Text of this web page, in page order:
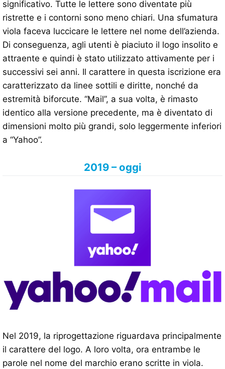
significativo. Tutte le lettere sono diventate più
ristrette e i contorni sono meno chiari. Una sfumatura
viola faceva luccicare le lettere nel nome dell’azienda.
Di conseguenza, agli utenti è piaciuto il logo insolito e
attraente e quindi è stato utilizzato attivamente per i
successivi sei anni. Il carattere in questa iscrizione era
caratterizzato da linee sottili e diritte, nonché da
estremità biforcute. “Mail”, a sua volta, è rimasto
identico alla versione precedente, ma è diventato di
dimensioni molto più grandi, solo leggermente inferiori
a “Yahoo”.
2019 – oggi
Nel 2019, la riprogettazione riguardava principalmente
il carattere del logo. A loro volta, ora entrambe le
parole nel nome del marchio erano scritte in viola.